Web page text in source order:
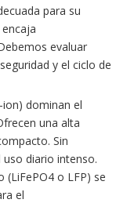
para su
evaluar
y el ciclo de
dominan el
una alta
Sin
diario intenso.
o LFP) se
el